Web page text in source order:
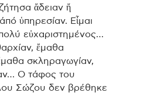
ἄδειαν ἤ
ὑπηρεσίαν. Εἶμαι
εὐχαριστημένος…
ἔμαθα
σκληραγωγίαν,
Ο τάφος του
Σώζου δεν βρέθηκε